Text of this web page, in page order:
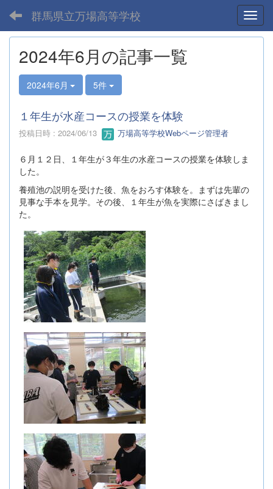
群馬県立万場高等学校
2024年6月の記事一覧
2024年6月 5件
１年生が水産コースの授業を体験
投稿日時 : 2024/06/13 万場高等学校Webページ管理者
６月１２日、１年生が３年生の水産コースの授業を体験しま
した。
養殖池の説明を受けた後、魚をおろす体験を。まずは先輩の
見事な手本を見学。その後、１年生が魚を実際にさばきまし
た。